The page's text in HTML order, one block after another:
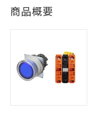
商品概要